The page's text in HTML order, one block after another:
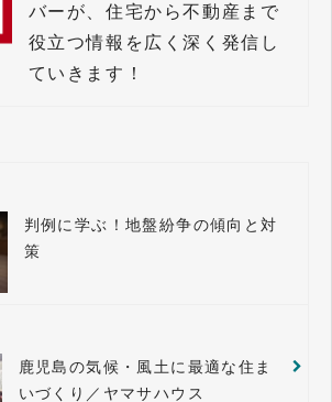
バーが、住宅から不動産まで
役立つ情報を広く深く発信し
判例に学ぶ！地盤紛争の傾向と対
策
鹿児島の気候・風土に最適な住ま
いづくり／ヤマサハウス